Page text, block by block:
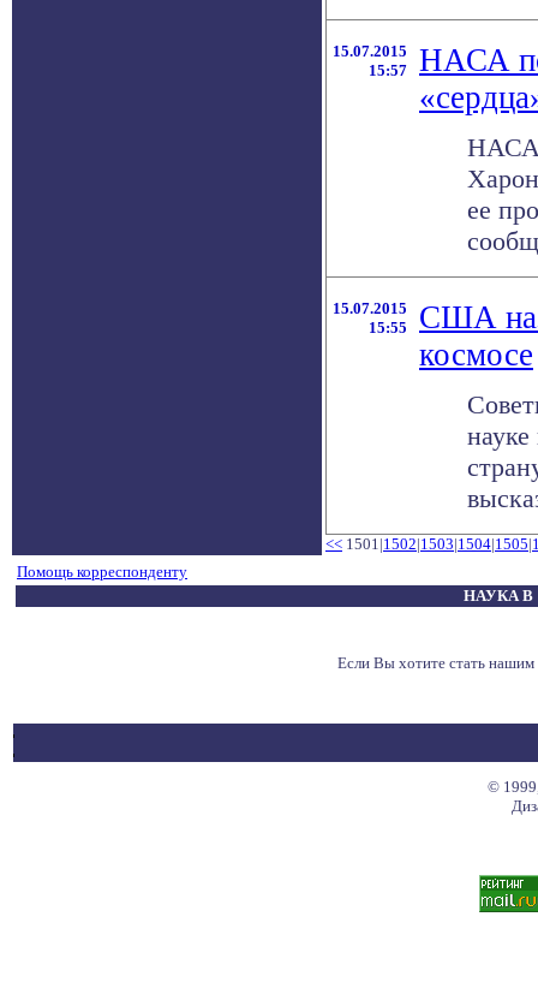
15.07.2015
15:57
НАСА
НАСА
ее
15.07.2015
15:55
США
космосе
<< 1501|1502|1503|1504|1505|
Помощь корреспонденту
НАУКА
Если Вы хотите стать
©